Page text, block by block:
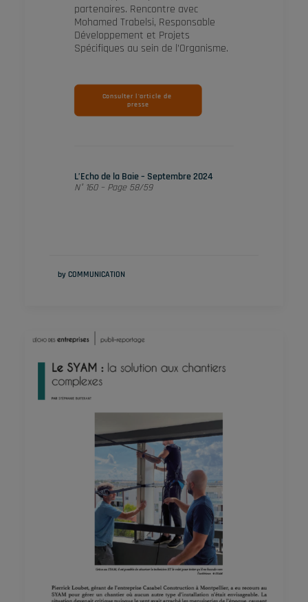
partenaires. Rencontre avec
Mohamed Trabelsi, Responsable
Développement et Projets
Spécifiques au sein de l’Organisme.
Consulter l'article de
presse
L’Echo de la Baie – Septembre 2024
N° 160 – Page 58/59
by COMMUNICATION